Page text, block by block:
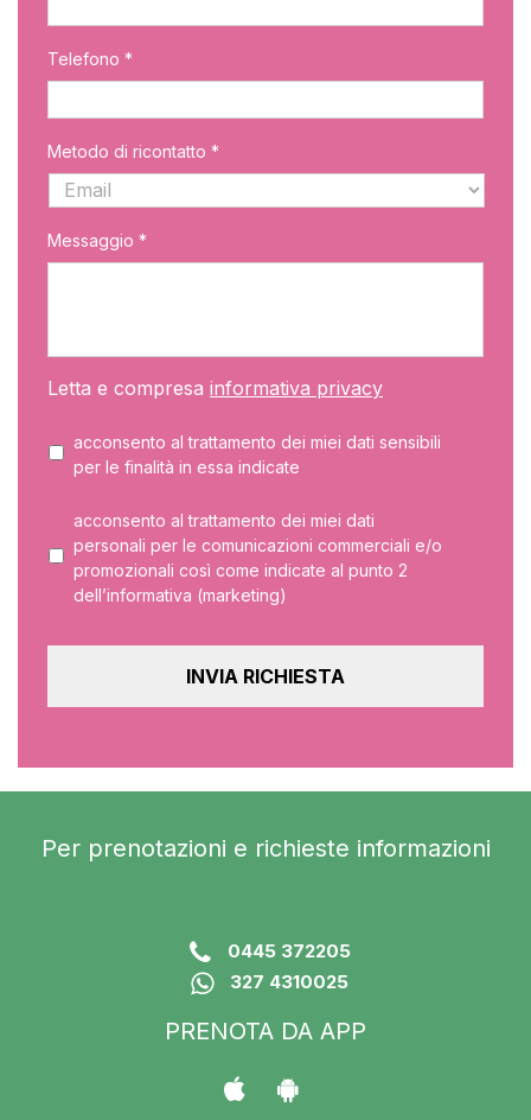
slash
AAAA
Telefono *
Metodo di ricontatto *
Messaggio *
Letta e compresa informativa privacy
acconsento al trattamento dei miei dati sensibili
per le finalità in essa indicate
acconsento al trattamento dei miei dati
personali per le comunicazioni commerciali e/o
promozionali così come indicate al punto 2
dell’informativa (marketing)
Per prenotazioni e richieste informazioni
0445 372205
327 4310025
PRENOTA DA APP